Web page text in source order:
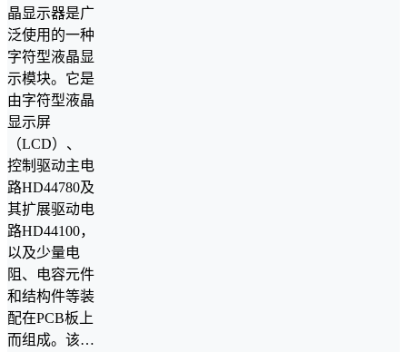
晶显示器是广
泛使用的一种
字符型液晶显
示模块。它是
由字符型液晶
显示屏
（LCD）、
控制驱动主电
路HD44780及
其扩展驱动电
路HD44100，
以及少量电
阻、电容元件
和结构件等装
配在PCB板上
而组成。该…